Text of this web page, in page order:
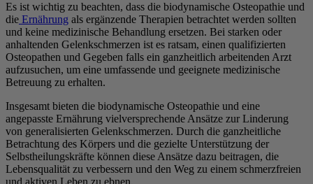
Es ist wichtig zu beachten, dass die biodynamische Osteopathie und
die Ernährung als ergänzende Therapien betrachtet werden sollten
und keine medizinische Behandlung ersetzen. Bei starken oder
anhaltenden Gelenkschmerzen ist es ratsam, einen qualifizierten
Osteopathen und Gegeben falls ein ganzheitlich arbeitenden Arzt
aufzusuchen, um eine umfassende und geeignete medizinische
Betreuung zu erhalten.
Insgesamt bieten die biodynamische Osteopathie und eine
angepasste Ernährung vielversprechende Ansätze zur Linderung
von generalisierten Gelenkschmerzen. Durch die ganzheitliche
Betrachtung des Körpers und die gezielte Unterstützung der
Selbstheilungskräfte können diese Ansätze dazu beitragen, die
Lebensqualität zu verbessern und den Weg zu einem schmerzfreien